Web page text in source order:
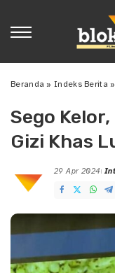
Beranda »Indeks Berita »
Sego
Gizi Khas
29 Apr 2024
by